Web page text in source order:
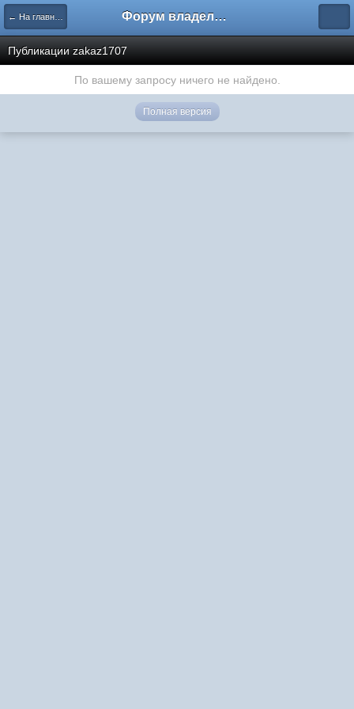
← На главную Форум владельцев интернет-магазинов
Публикации zakaz1707
По вашему запросу ничего не найдено.
Полная версия